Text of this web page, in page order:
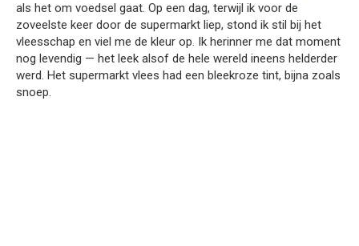
als het om voedsel gaat. Op een dag, terwijl ik voor de
zoveelste keer door de supermarkt liep, stond ik stil bij het
vleesschap en viel me de kleur op. Ik herinner me dat moment
nog levendig — het leek alsof de hele wereld ineens helderder
werd. Het supermarkt vlees had een bleekroze tint, bijna zoals
snoep.